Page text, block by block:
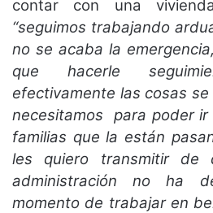
contar con una
“seguimos trabajando
no se acaba la
que hacerle
efectivamente las cosas
necesitamos para poder ir
familias que la están
les quiero transmitir de
administración no ha
momento de trabajar en